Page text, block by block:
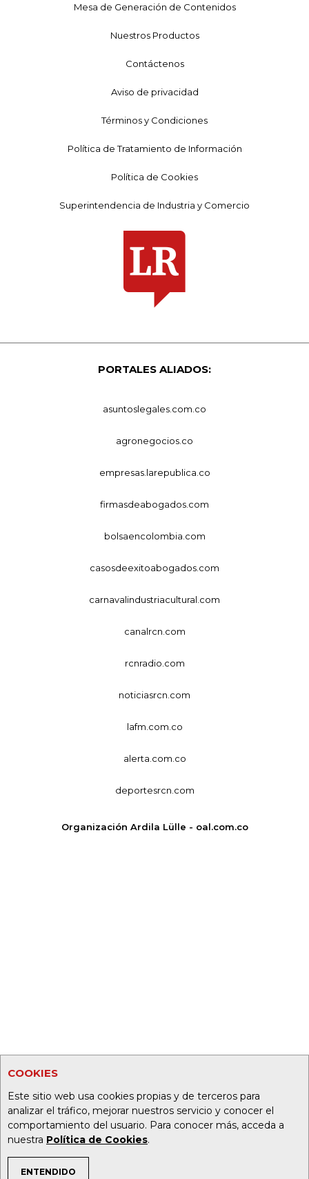
COOKIES
Este sitio web usa cookies propias y de terceros para
analizar el tráfico, mejorar nuestros servicio y conocer el
comportamiento del usuario. Para conocer más, acceda a
nuestra Política de Cookies.
ENTENDIDO
Mesa de Generación de Contenidos
Nuestros Productos
Contáctenos
Aviso de privacidad
Términos y Condiciones
Política de Tratamiento de Información
Política de Cookies
Superintendencia de Industria y Comercio
PORTALES ALIADOS:
asuntoslegales.com.co
agronegocios.co
empresas.larepublica.co
firmasdeabogados.com
bolsaencolombia.com
casosdeexitoabogados.com
carnavalindustriacultural.com
canalrcn.com
rcnradio.com
noticiasrcn.com
lafm.com.co
alerta.com.co
deportesrcn.com
Organización Ardila Lülle - oal.com.co